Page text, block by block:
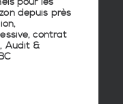
depuis près
contrat
Audit &